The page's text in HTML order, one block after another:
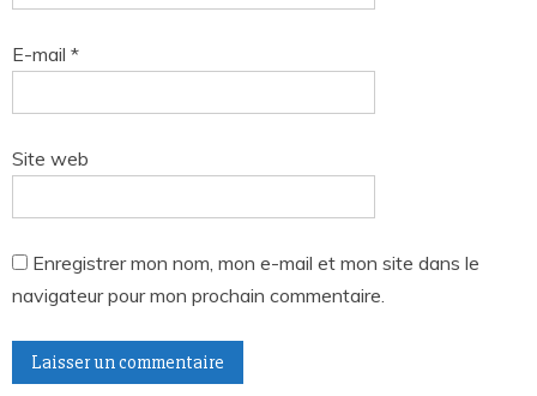
E-mail *
Site web
Enregistrer mon nom, mon e-mail et mon site dans le
navigateur pour mon prochain commentaire.